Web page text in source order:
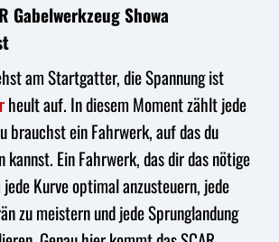
Gabelwerkzeug Showa
am Startgatter, die Spannung ist
heult auf. In diesem Moment zählt jede
brauchst ein Fahrwerk, auf das du
kannst. Ein Fahrwerk, das dir das nötige
Kurve optimal anzusteuern, jede
zu meistern und jede Sprunglandung